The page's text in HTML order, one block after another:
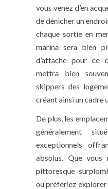
vous venez d’en
de dénicher un
chaque sortie en
marina sera bien
d’attache pour ce
mettra bien
skippers des
créant ainsi un cadre
De plus, les
généralement
exceptionnels
absolus. Que vous
pittoresque
ou préfériez explorer